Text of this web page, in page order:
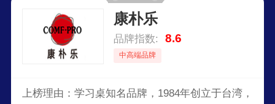
康朴乐
品牌指数: 8.6
中高端品牌
上榜理由：学习桌知名品牌，1984年创立于台湾，